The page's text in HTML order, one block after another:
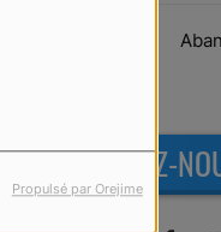
Propulsé par Orejime
RETROUVEZ-